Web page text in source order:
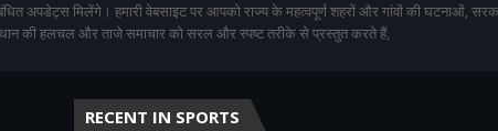
अपडेट्स मिलेंगे। हमारी वेबसाइट पर आपको राज्य के महत्वपूर्ण शहरों और गांवों की घटनाओं,
की हलचल और ताजे समाचार को सरल और स्पष्ट तरीके से प्रस्तुत करते हैं,
RECENT IN SPORTS